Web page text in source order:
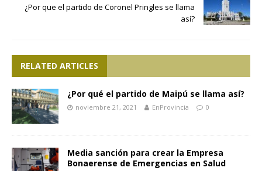
¿Por que el partido de Coronel Pringles se llama
así?
RELATED ARTICLES
¿Por qué el partido de Maipú se llama así?
noviembre 21, 2021 EnProvincia 0
Media sanción para crear la Empresa
Bonaerense de Emergencias en Salud